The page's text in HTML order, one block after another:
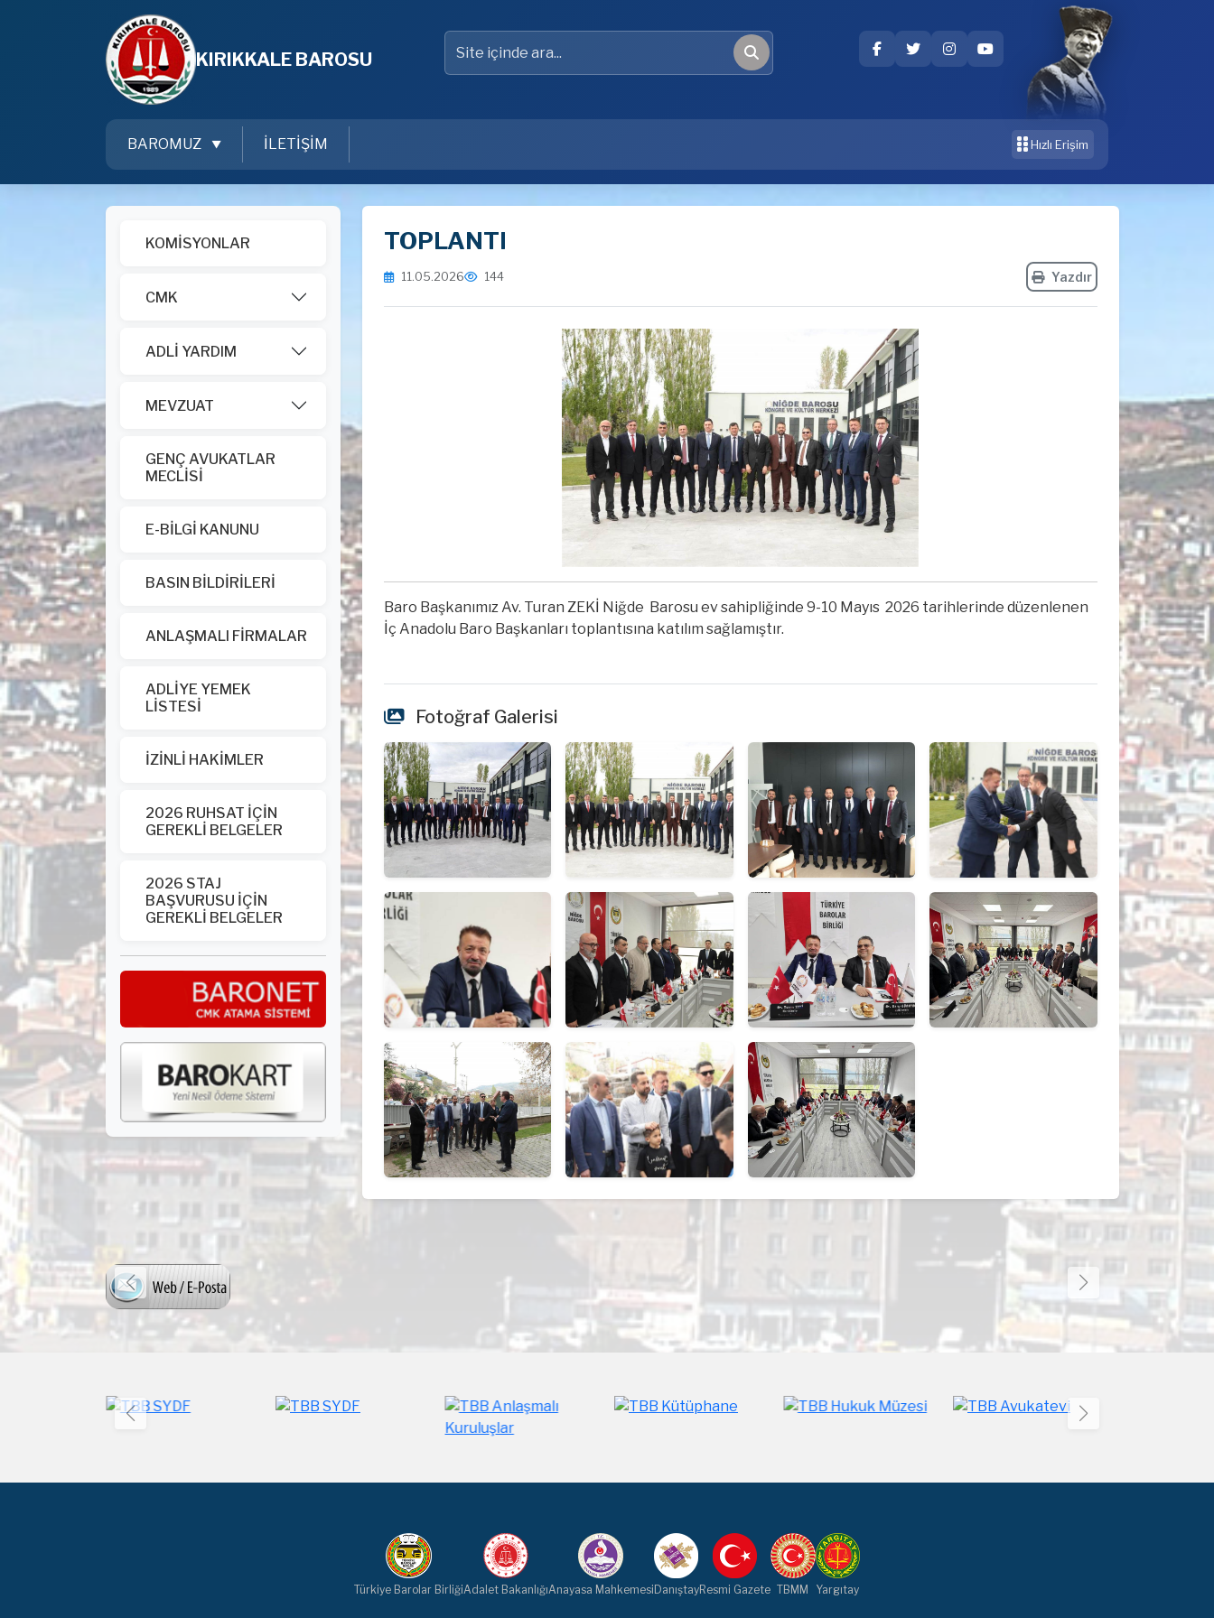
KIRIKKALE BAROSU
Site içinde ara
Ara
BAROMUZ İLETİŞİM Hızlı Erişim
KOMİSYONLAR
CMK
ADLİ YARDIM
MEVZUAT
GENÇ AVUKATLAR
MECLİSİ
E-BİLGİ KANUNU
BASIN BİLDİRİLERİ
ANLAŞMALI FİRMALAR
ADLİYE YEMEK
LİSTESİ
İZİNLİ HAKİMLER
2026 RUHSAT İÇİN
GEREKLİ BELGELER
2026 STAJ
BAŞVURUSU İÇİN
GEREKLİ BELGELER
TOPLANTI
11.05.2026 144 Yazdır
Baro Başkanımız Av. Turan ZEKİ Niğde Barosu ev sahipliğinde 9-10 Mayıs 2026 tarihlerinde düzenlenen
İç Anadolu Baro Başkanları toplantısına katılım sağlamıştır.
Fotoğraf Galerisi
Türkiye Barolar BirliğiAdalet BakanlığıAnayasa MahkemesiDanıştayResmi Gazete TBMM Yargıtay